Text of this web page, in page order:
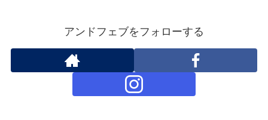
アンドフェブをフォローする